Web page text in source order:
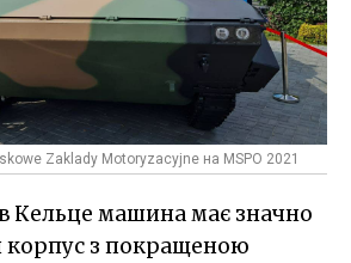
Zaklady Motoryzacyjne на MSPO 2021
Кельце машина має значно
з покращеною